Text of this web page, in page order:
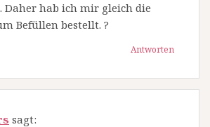
Daher hab ich mir gleich die
Befüllen bestellt. ?
Antworten
sagt: